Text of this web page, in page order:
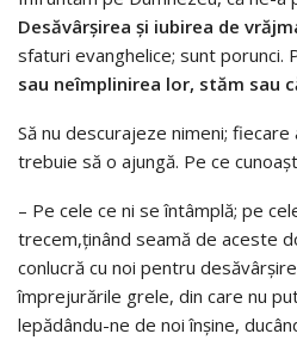
Desăvârşirea şi iubirea de
sfaturi evanghelice; sunt porunci.
sau neîmplinirea lor, stăm sau
Să nu descurajeze nimeni;
trebuie să o ajungă. Pe ce
– Pe cele ce ni se întâmplă; pe
trecem,ţinând seamă de aceste
conlucră cu noi pentru
împrejurările grele, din care nu
lepădându-ne de noi înşine,